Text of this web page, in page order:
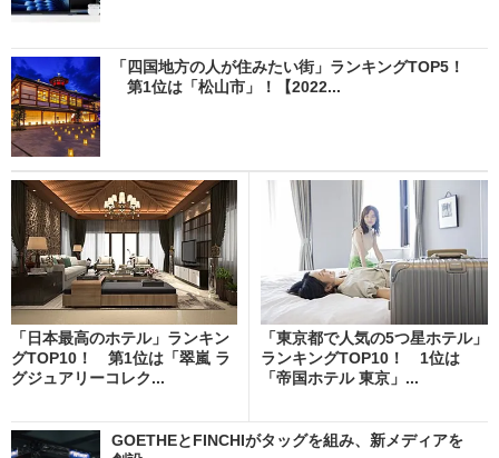
「四国地方の人が住みたい街」ランキングTOP5！
第1位は「松山市」！【2022...
「日本最高のホテル」ランキン
グTOP10！ 第1位は「翠嵐 ラ
グジュアリーコレク...
「東京都で人気の5つ星ホテル」
ランキングTOP10！ 1位は
「帝国ホテル 東京」...
GOETHEとFINCHIがタッグを組み、新メディアを